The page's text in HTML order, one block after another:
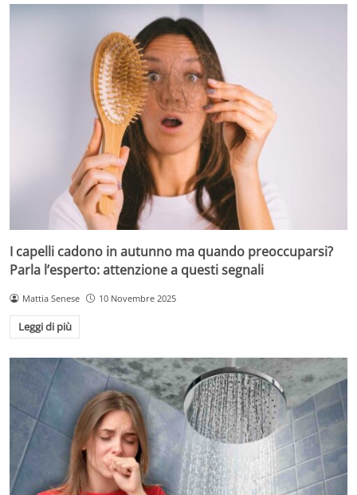
I capelli cadono in autunno ma quando preoccuparsi?
Parla l’esperto: attenzione a questi segnali
Mattia Senese 10 Novembre 2025
Leggi di più